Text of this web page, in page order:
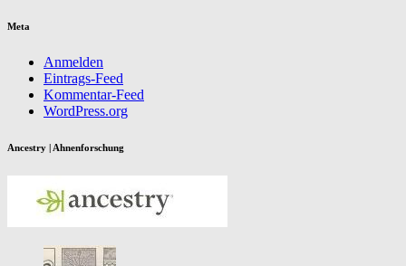
Meta
Anmelden
Eintrags-Feed
Kommentar-Feed
WordPress.org
Ancestry | Ahnenforschung